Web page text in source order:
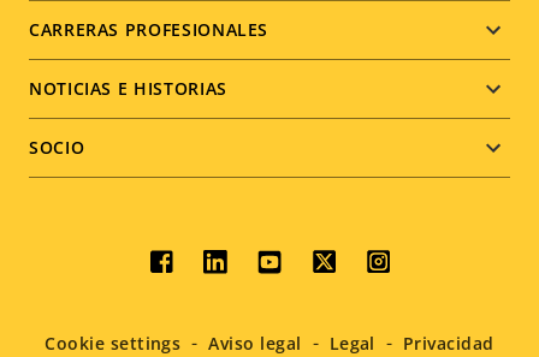
CARRERAS PROFESIONALES
NOTICIAS E HISTORIAS
SOCIO
Social
menu
Cookie settings Aviso legal Legal Privacidad